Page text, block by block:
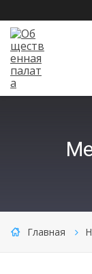
Главная